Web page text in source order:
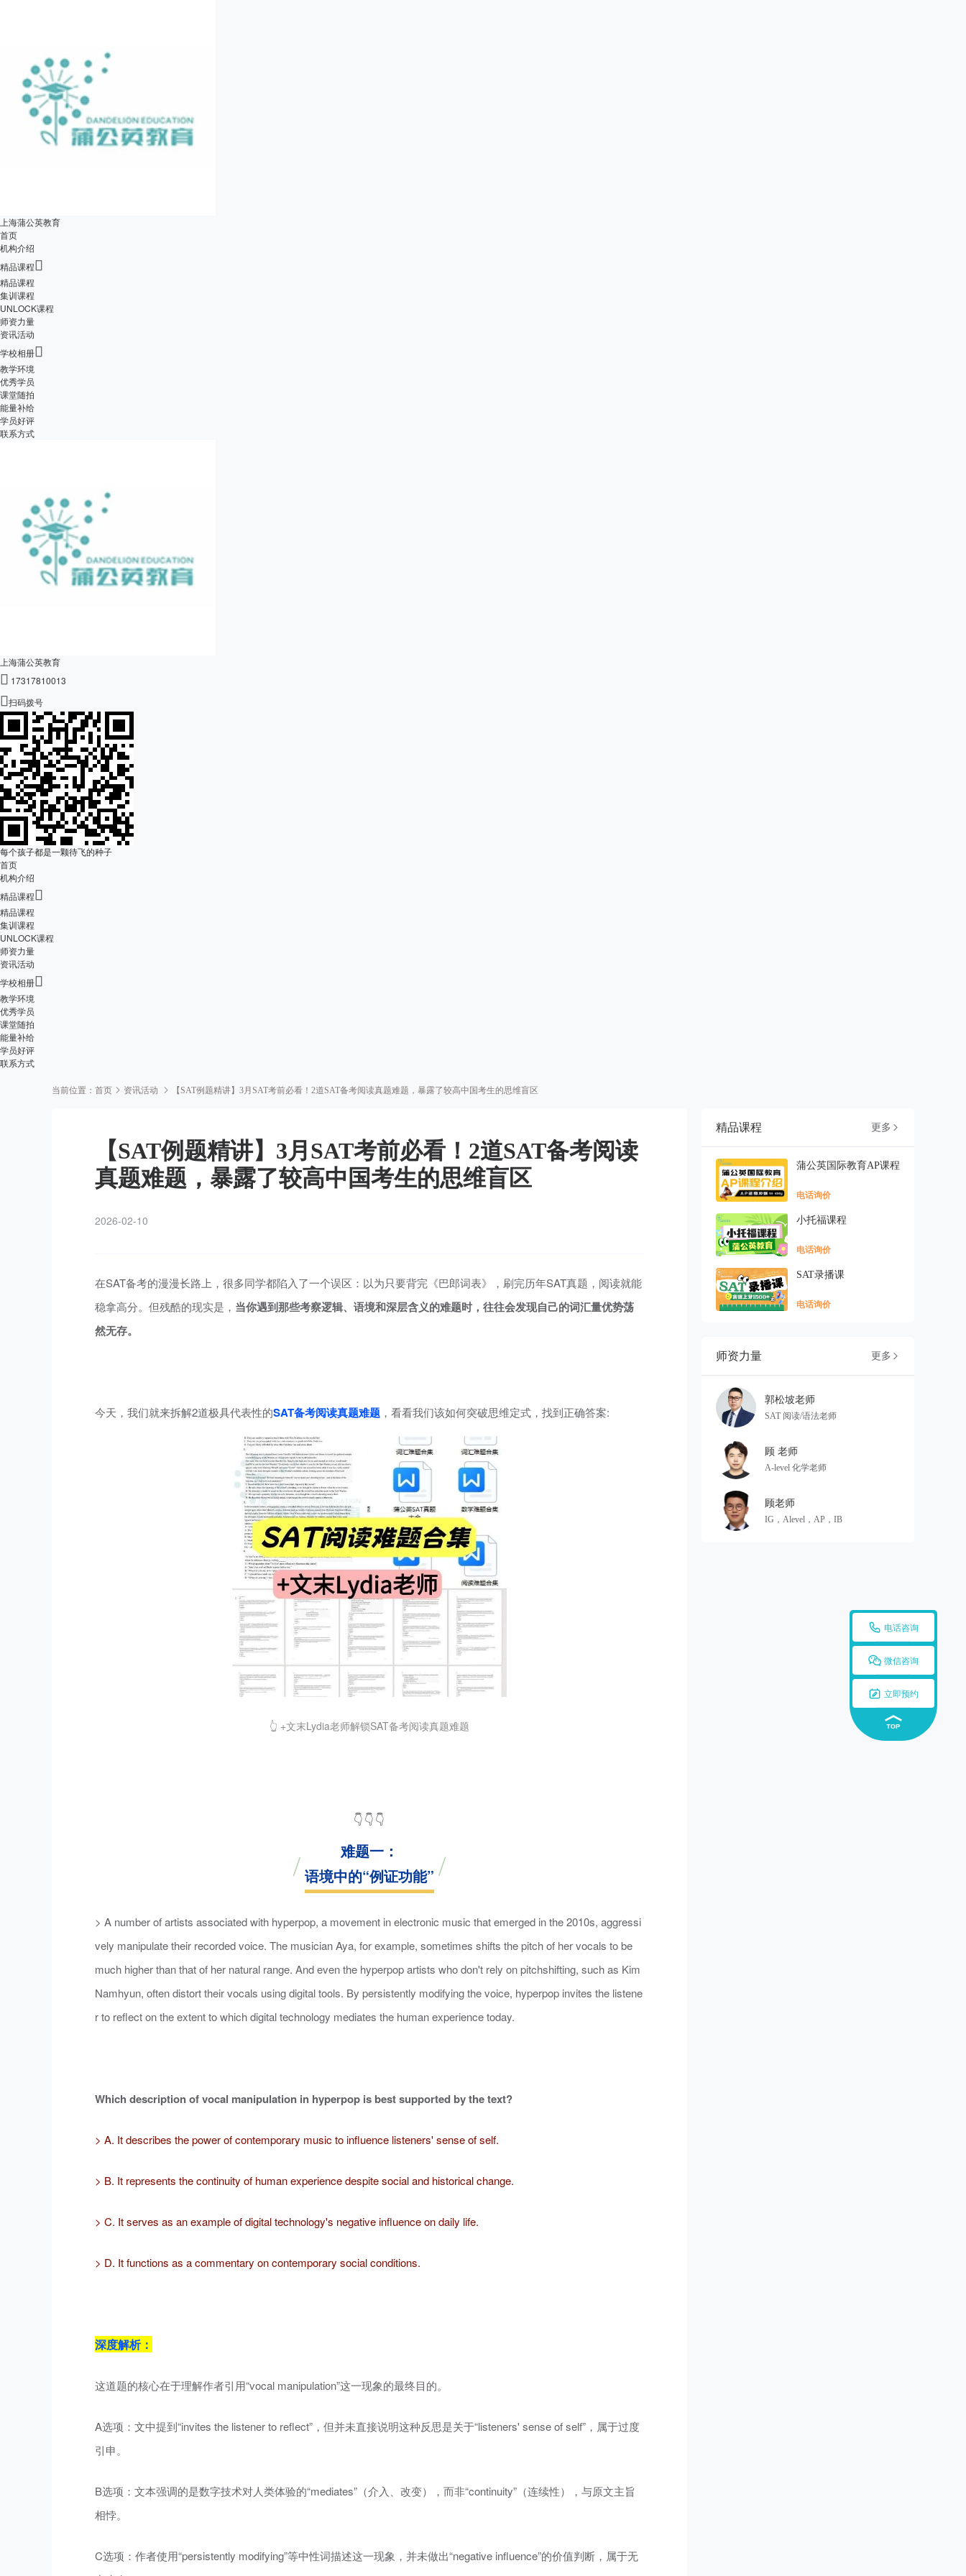
上海蒲公英教育
首页
机构介绍
精品课程
精品课程
集训课程
UNLOCK课程
师资力量
资讯活动
学校相册
教学环境
优秀学员
课堂随拍
能量补给
学员好评
联系方式
上海蒲公英教育
 17317810013
扫码拨号
每个孩子都是一颗待飞的种子
首页
机构介绍
精品课程
精品课程
集训课程
UNLOCK课程
师资力量
资讯活动
学校相册
教学环境
优秀学员
课堂随拍
能量补给
学员好评
联系方式
 电话咨询
 微信咨询
 立即预约
当前位置： 首页 资讯活动 【SAT例题精讲】3月SAT考前必看！2道SAT备考阅读真题难题，暴露了较高中国考生的思维盲区
【SAT例题精讲】3月SAT考前必看！2道SAT备考阅读
真题难题，暴露了较高中国考生的思维盲区
2026-02-10
在SAT备考的漫漫长路上，很多同学都陷入了一个误区：以为只要背完《巴郎词表》，刷完历年SAT真题，阅读就能
稳拿高分。但残酷的现实是， 当你遇到那些考察逻辑、语境和深层含义的难题时，往往会发现自己的词汇量优势荡
然无存。
今天，我们就来拆解2道极具代表性的SAT备考阅读真题难题 ，看看我们该如何突破思维定式，找到正确答案:
👆 +文末Lydia老师解锁SAT备考阅读真题难题
👇👇👇
难题一：
语境中的“例证功能”
> A number of artists associated with hyperpop, a movement in electronic music that emerged in the 2010s, aggressi
vely manipulate their recorded voice. The musician Aya, for example, sometimes shifts the pitch of her vocals to be
much higher than that of her natural range. And even the hyperpop artists who don't rely on pitchshifting, such as Kim
Namhyun, often distort their vocals using digital tools. By persistently modifying the voice, hyperpop invites the listene
r to reflect on the extent to which digital technology mediates the human experience today.
Which description of vocal manipulation in hyperpop is best supported by the text?
> A. It describes the power of contemporary music to influence listeners' sense of self.
> B. It represents the continuity of human experience despite social and historical change.
> C. It serves as an example of digital technology's negative influence on daily life.
> D. It functions as a commentary on contemporary social conditions.
深度解析：
这道题的核心在于理解作者引用“vocal manipulation”这一现象的最终目的。
A选项：文中提到“invites the listener to reflect”，但并未直接说明这种反思是关于“listeners' sense of self”，属于过度
引申。
B选项：文本强调的是数字技术对人类体验的“mediates”（介入、改变），而非“continuity”（连续性），与原文主旨
相悖。
C选项：作者使用“persistently modifying”等中性词描述这一现象，并未做出“negative influence”的价值判断，属于无
精品课程 更多 
蒲公英国际教育AP课程
电话询价
小托福课程
电话询价
SAT录播课
电话询价
师资力量 更多 
郭松坡老师
SAT 阅读/语法老师
顾 老师
A-level 化学老师
顾老师
IG，Alevel，AP，IB